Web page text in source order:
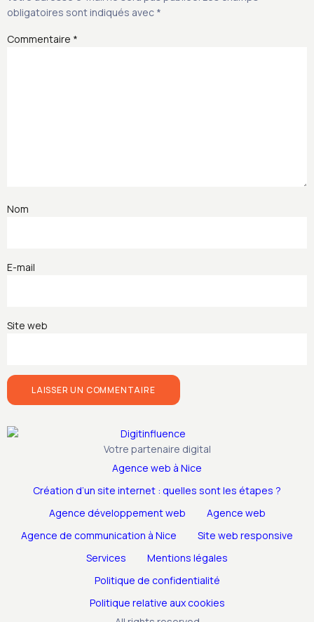
obligatoires sont indiqués avec *
Commentaire *
Nom
E-mail
Site web
Votre partenaire digital
Agence web à Nice
Création d’un site internet : quelles sont les étapes ?
Agence développement web
Agence web
Agence de communication à Nice
Site web responsive
Services
Mentions légales
Politique de confidentialité
Politique relative aux cookies